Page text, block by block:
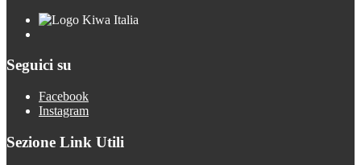
Seguici su
Facebook
Instagram
Sezione Link Utili